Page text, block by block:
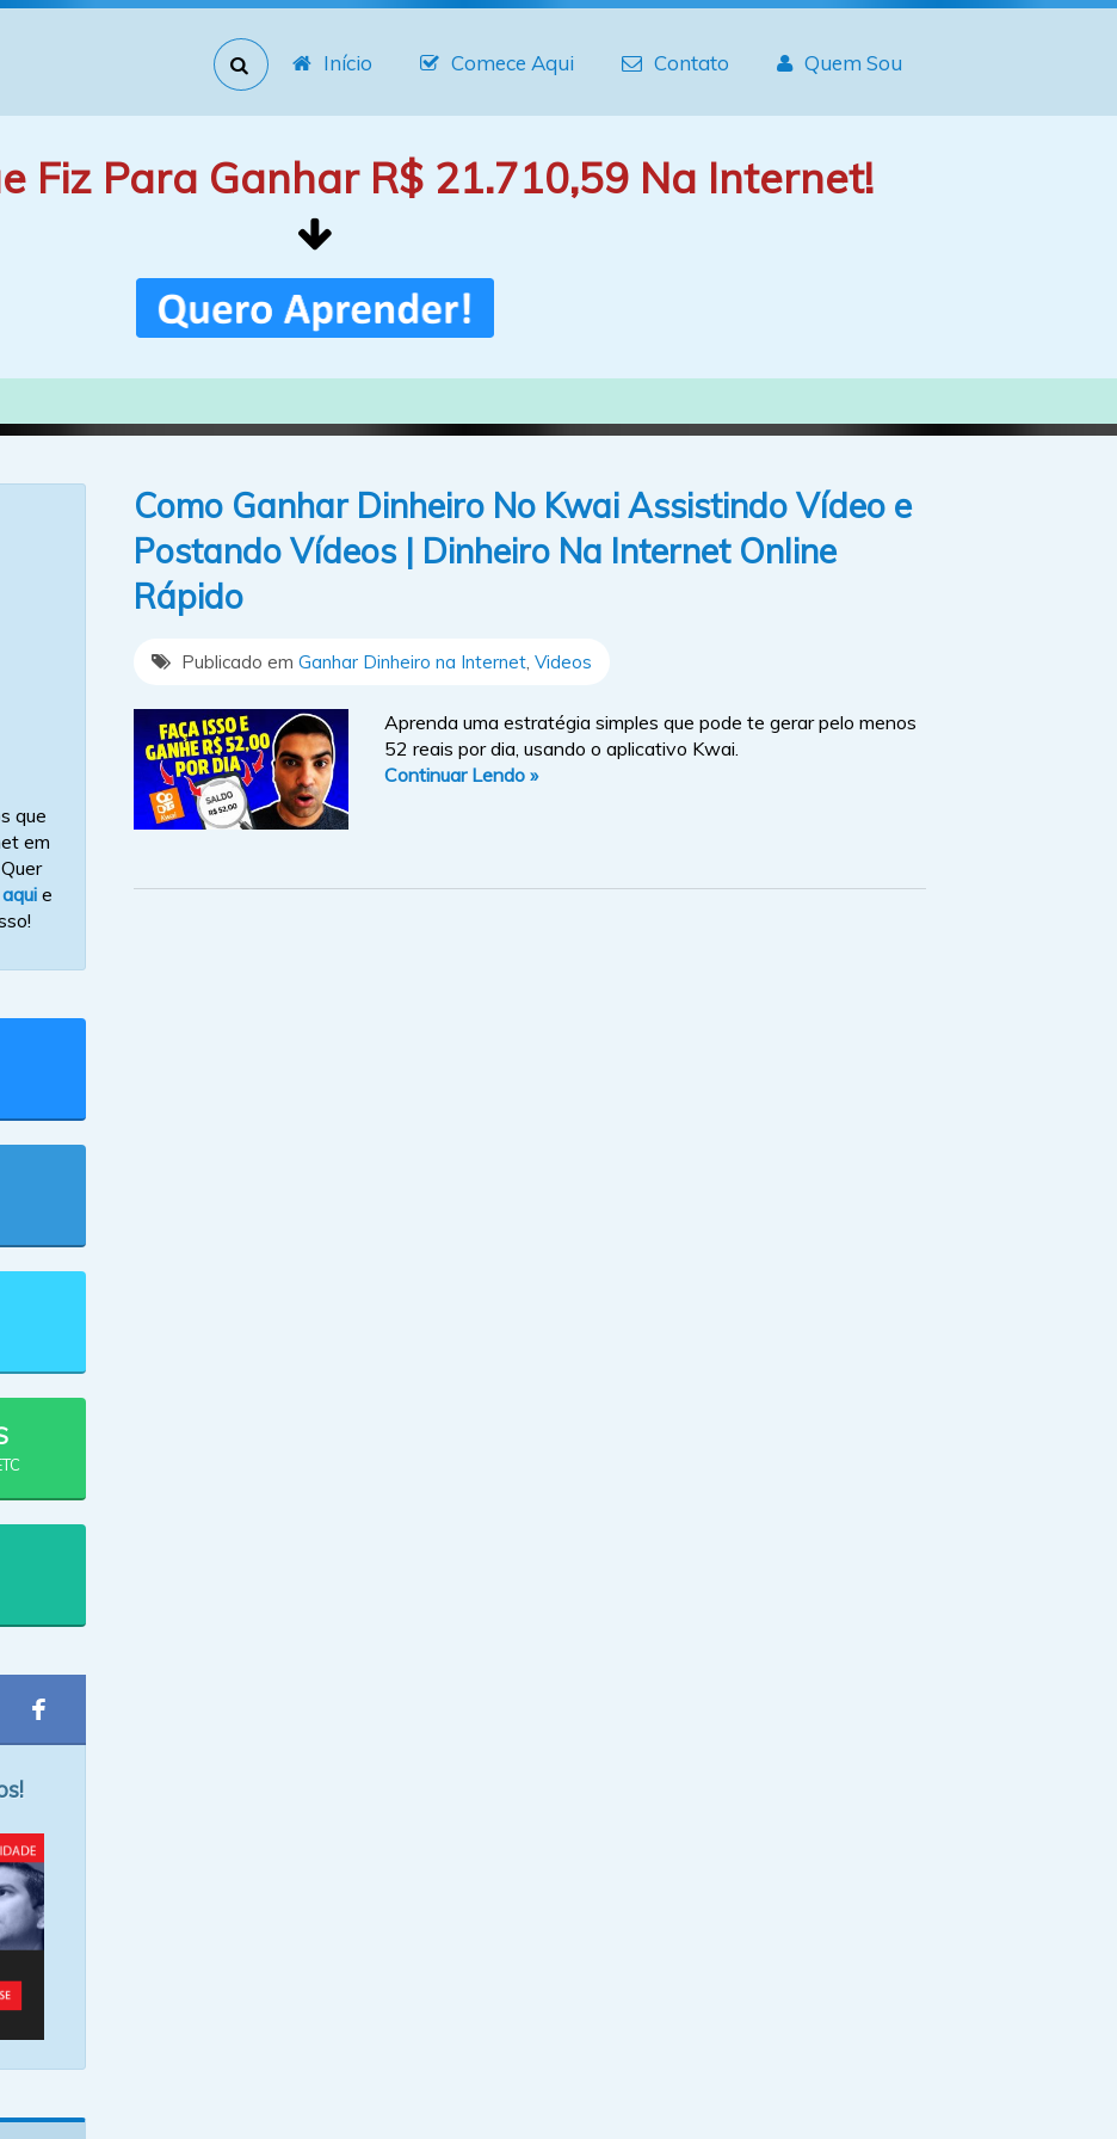
Início Comece Aqui Contato Quem Sou
Fiz Para Ganhar R$ 21.710,59 Na Internet!
Como Ganhar Dinheiro No Kwai Assistindo Vídeo e
Postando Vídeos | Dinheiro Na Internet Online
Rápido
Publicado em Ganhar Dinheiro na Internet Videos
Aprenda uma estratégia simples que pode te gerar pelo menos
52 reais por dia, usando o aplicativo Kwai.
Continuar Lendo »
que
em
e